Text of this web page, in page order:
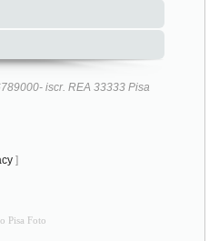
iscr. REA 33333 Pisa
]
Pisa Foto